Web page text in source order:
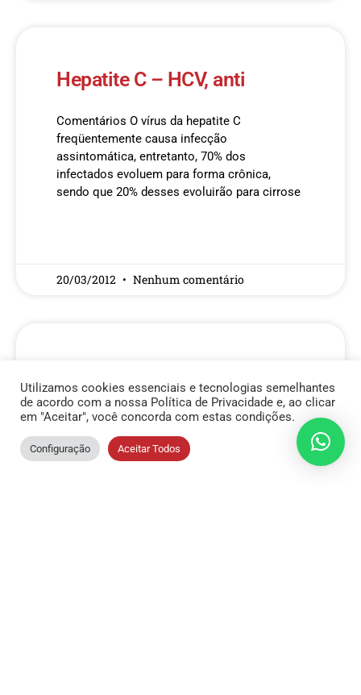
Hepatite C – HCV, anti
Comentários O vírus da hepatite C
freqüentemente causa infecção
assintomática, entretanto, 70% dos
infectados evoluem para forma crônica,
sendo que 20% desses evoluirão para cirrose
20/03/2012 Nenhum comentário
Comentários O vírus da hepatite B (HBV) é
transmitido por via sanguínea, relações
sexuais e via vertical. Quadro clínico se
Utilizamos cookies essenciais e tecnologias semelhantes
de acordo com a nossa Política de Privacidade e, ao clicar
em "Aceitar", você concorda com estas condições.
Configuração Aceitar Todos